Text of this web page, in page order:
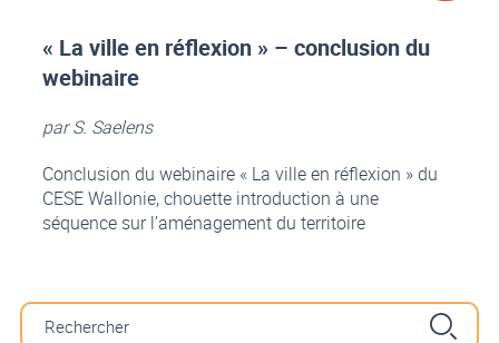
« La ville en réflexion » – conclusion du
webinaire
par S. Saelens
Conclusion du webinaire « La ville en réflexion » du
CESE Wallonie, chouette introduction à une
séquence sur l’aménagement du territoire